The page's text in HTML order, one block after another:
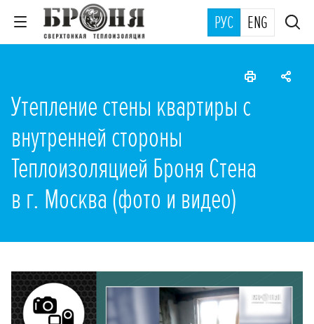
РУС ENG
Утепление стены квартиры с
внутренней стороны
Теплоизоляцией Броня Стена
в г. Москва (фото и видео)